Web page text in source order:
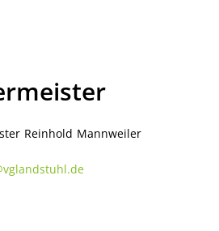
Reinhold Mannweiler